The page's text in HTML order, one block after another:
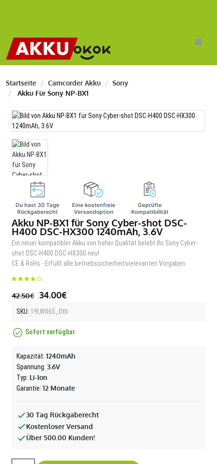
Startseite Camcorder Akku
Sony
Akku Für Sony NP-BX1
Akku NP-BX1 für Sony Cyber-shot DSC-
H400 DSC-HX300 1240mAh, 3.6V
Ein neuer kompatibler Akku von hoher Qualität belebt Ihr Sony Cyber-
shot DSC-H400 DSC-HX300 neu!
CE & RoHs - Erfüllt alle betriebssicherheitsrelevanten Vorgaben
42.50€ 34.00€
SKU: 19LW065_Oth
Sofort verfügbar
Kapazität: 1240mAh
Spannung: 3.6V
Typ: Li-Ion
Garantie: 12 Monate
30 Tag Rückgaberecht
Kostenloser Versand
Über 500.00 Kunden!